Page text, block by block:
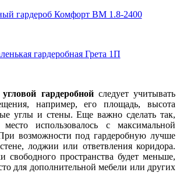
угловой гардеробнойследует учитывать
например, его площадь, высота
углы и стены. Еще важно сделать так,
использовалось с максимальной
возможности под гардеробную лучше
лоджии или ответвления коридора.
свободного пространства будет меньше,
для дополнительной мебели или других